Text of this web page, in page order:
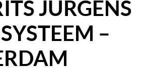
JURGENS
–